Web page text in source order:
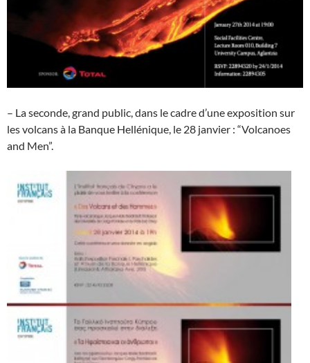
– La seconde, grand public, dans le cadre d’une exposition sur
les volcans à la Banque Hellénique, le 28 janvier : “Volcanoes
and Men”.